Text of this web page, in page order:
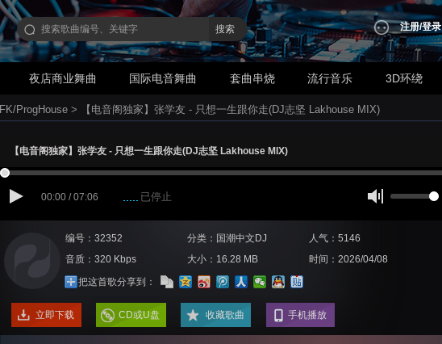
搜索 注册/登录
夜店商业舞曲 国际电音舞曲 套曲串烧 流行音乐 3D环绕
FK/ProgHouse > 【电音阁独家】张学友 - 只想一生跟你走(DJ志坚 Lakhouse MIX)
【电音阁独家】张学友 - 只想一生跟你走(DJ志坚 Lakhouse MIX)
00:00 / 07:06 已停止
编号：32352 分类：国潮中文DJ
人气：5146
音质：320 Kbps
大小：16.28 MB
时间：2026/04/08
把这首歌分享到：
立即下载 CD或U盘 收藏歌曲 手机播放